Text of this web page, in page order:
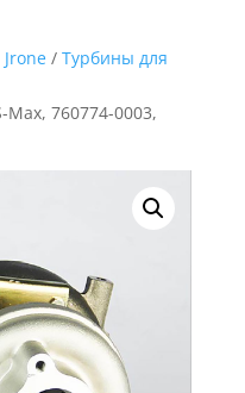
/ Турбины для
760774-0003,